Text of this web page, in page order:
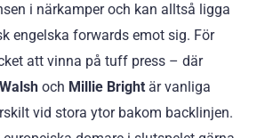
i närkamper och kan alltså ligga
engelska forwards emot sig. För
att vinna på tuff press – där
och Millie Bright är vanliga
vid stora ytor bakom backlinjen.